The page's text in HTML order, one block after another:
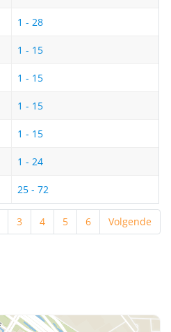
1 - 28
1 - 15
1 - 15
1 - 15
1 - 15
1 - 24
25 - 72
3 4 5 6 Volgende